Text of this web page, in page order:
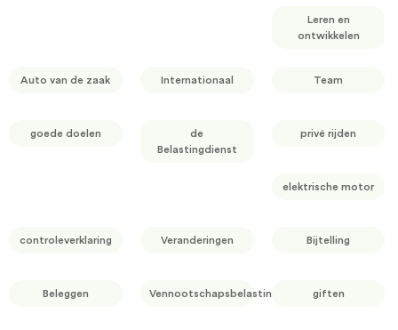
Leren en
ontwikkelen
Auto van de zaak Internationaal Team
goede doelen
de
Belastingdienst
privé rijden
elektrische motor
controleverklaring Veranderingen Bijtelling
Beleggen Vennootschapsbelasting giften